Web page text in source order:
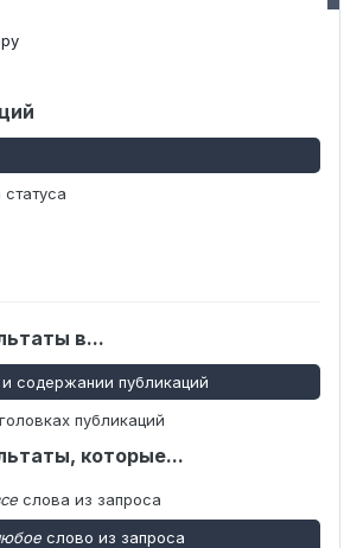
в...
и содержании публикаций
публикаций
которые...
слова из запроса
слово из запроса